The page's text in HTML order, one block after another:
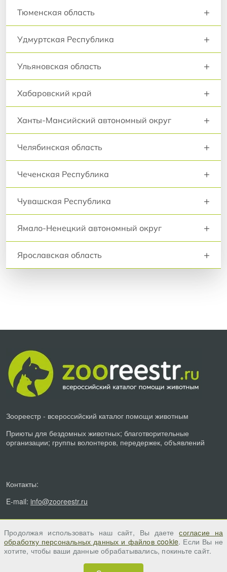
Тюменская область +
Удмуртская Республика +
Ульяновская область +
Хабаровский край +
Ханты-Мансийский автономный округ +
Челябинская область +
Чеченская Республика +
Чувашская Республика +
Ямало-Ненецкий автономный округ +
Ярославская область +
Зоореестр - всероссийский каталог помощи животным
Приюты для бездомных животных; благотворительные
организации; группы волонтеров, передержек, объявлений
Контакты:
E-mail: info@zooreestr.ru
Продолжая использовать наш сайт, Вы даетесогласие на
обработку персональных данных и файлов cookie. Если Вы не
хотите, чтобы ваши данные обрабатывались, покиньте сайт.